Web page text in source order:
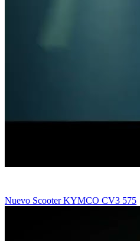
Nuevo Scooter KYMCO CV3 575